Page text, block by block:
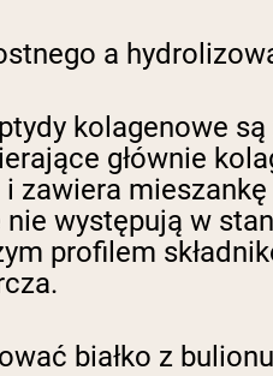
a
kolagenowe
głównie
zawiera
nie występują w
profilem
białko z